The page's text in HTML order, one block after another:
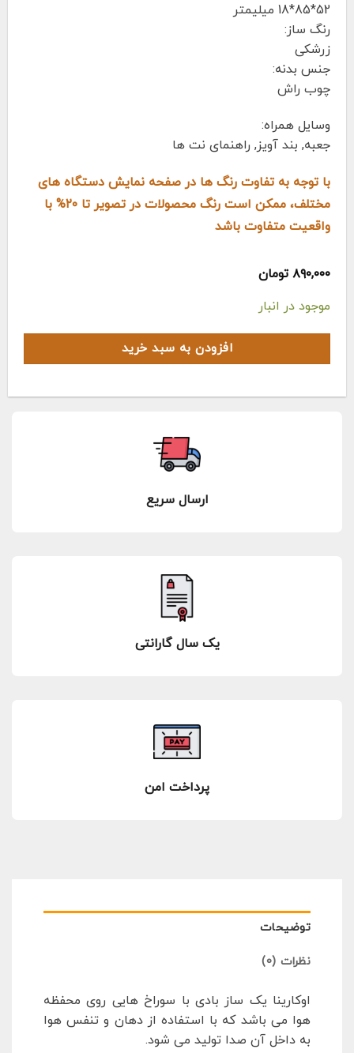
52*85*18 میلیمتر
رنگ ساز:
زرشکی
جنس بدنه:
چوب راش
وسایل همراه:
جعبه, بند آویز, راهنمای نت ها
با توجه به تفاوت رنگ ها در صفحه نمایش دستگاه های
مختلف، ممکن است رنگ محصولات در تصویر تا ۲۰% با
واقعیت متفاوت باشد
۸۹۰,۰۰۰ تومان
موجود در انبار
افزودن به سبد خرید
ارسال سریع
یک سال گارانتی
پرداخت امن
توضیحات
نظرات (0)
اوکارینا یک ساز بادی با سوراخ هایی روی محفظه
هوا می باشد که با استفاده از دهان و تنفس هوا
به داخل آن صدا تولید می شود.